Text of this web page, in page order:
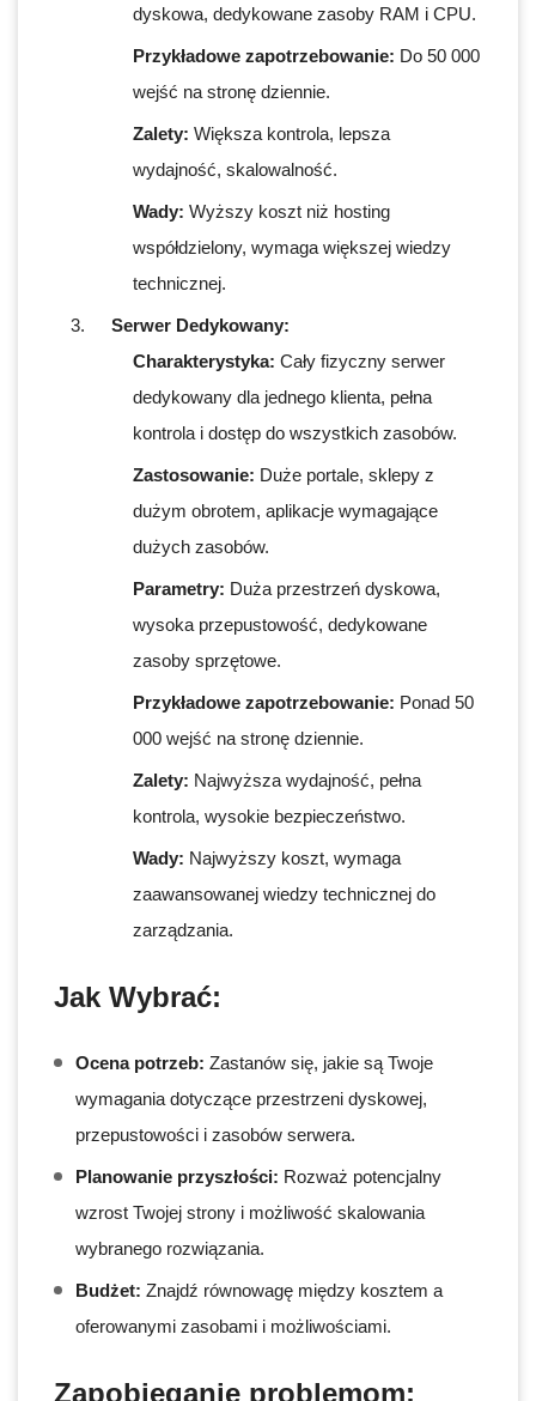
dyskowa, dedykowane zasoby RAM i CPU.
Przykładowe zapotrzebowanie: Do 50 000
wejść na stronę dziennie.
Zalety: Większa kontrola, lepsza
wydajność, skalowalność.
Wady: Wyższy koszt niż hosting
współdzielony, wymaga większej wiedzy
technicznej.
Serwer Dedykowany:
Charakterystyka: Cały fizyczny serwer
dedykowany dla jednego klienta, pełna
kontrola i dostęp do wszystkich zasobów.
Zastosowanie: Duże portale, sklepy z
dużym obrotem, aplikacje wymagające
dużych zasobów.
Parametry: Duża przestrzeń dyskowa,
wysoka przepustowość, dedykowane
zasoby sprzętowe.
Przykładowe zapotrzebowanie: Ponad 50
000 wejść na stronę dziennie.
Zalety: Najwyższa wydajność, pełna
kontrola, wysokie bezpieczeństwo.
Wady: Najwyższy koszt, wymaga
zaawansowanej wiedzy technicznej do
zarządzania.
Jak Wybrać:
Ocena potrzeb: Zastanów się, jakie są Twoje
wymagania dotyczące przestrzeni dyskowej,
przepustowości i zasobów serwera.
Planowanie przyszłości: Rozważ potencjalny
wzrost Twojej strony i możliwość skalowania
wybranego rozwiązania.
Budżet: Znajdź równowagę między kosztem a
oferowanymi zasobami i możliwościami.
Zapobieganie problemom: